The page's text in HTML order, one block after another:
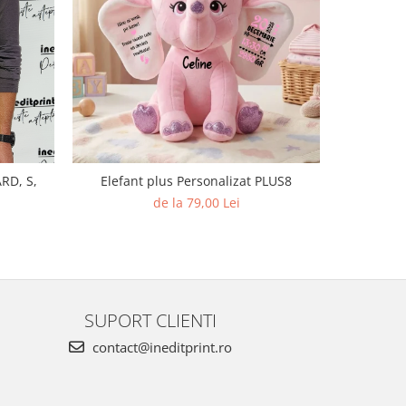
S,
Elefant plus Personalizat PLUS8
de la 79,00 Lei
SUPORT CLIENTI
contact@ineditprint.ro